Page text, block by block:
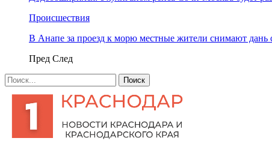
Происшествия
В Анапе за проезд к морю местные жители снимают
Пред След